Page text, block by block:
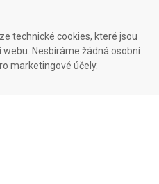
technické cookies, které jsou
Nesbíráme žádná osobní
marketingové účely.